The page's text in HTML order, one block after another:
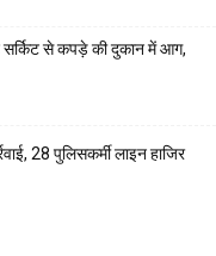
सर्किट से कपड़े की दुकान में आग,
28 पुलिसकर्मी लाइन हाजिर